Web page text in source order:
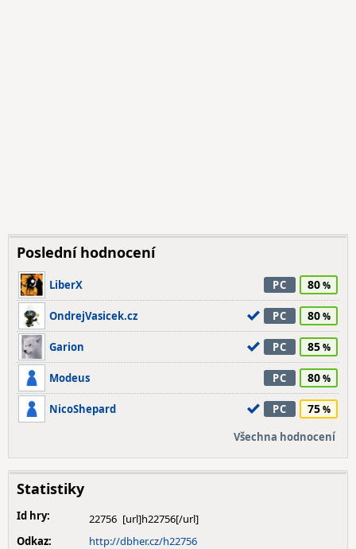
Poslední hodnocení
LiberX PC 80
OndrejVasicek.cz PC 80
Garion PC 85
Modeus PC 80
NicoShepard PC 75
Všechna hodnocení
Statistiky
Id hry:
22756
Odkaz:
http://dbher.cz/h22756